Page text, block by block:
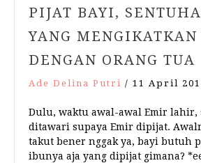
PIJAT BAYI,
YANG MENGIKATKAN
DENGAN ORANG TUA
Ade Delina Putri / 11 April
Dulu, waktu awal-awal Emir lahir,
ditawari supaya Emir dipijat.
takut bener nggak ya, bayi butuh
ibunya aja yang dipijat gimana?